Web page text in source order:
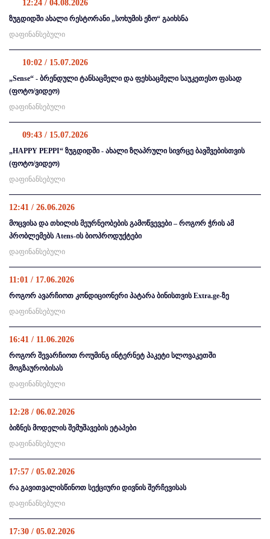
12:24 / 04.08.2026
ზუგდიდში ახალი რესტორანი „სოხუმის ეზო“ გაიხსნა
დაფინანსებული
10:02 / 15.07.2026
„Sense“ - ბრენდული ტანსაცმელი და ფეხსაცმელი საუკეთესო ფასად
(ფოტო/ვიდეო)
დაფინანსებული
09:43 / 15.07.2026
„HAPPY PEPPI“ ზუგდიდში - ახალი ზღაპრული სივრცე ბავშვებისთვის
(ფოტო/ვიდეო)
დაფინანსებული
12:41 / 26.06.2026
მოცვისა და თხილის მეურნეობების გამოწვევები – როგორ ჭრის ამ
პრობლემებს Atens-ის ბიოპროდუქტები
დაფინანსებული
11:01 / 17.06.2026
როგორ ავარჩიოთ კონდიციონერი პატარა ბინისთვის Extra.ge-ზე
დაფინანსებული
16:41 / 11.06.2026
როგორ შევარჩიოთ როუმინგ ინტერნეტ პაკეტი სლოვაკეთში
მოგზაურობისას
დაფინანსებული
12:28 / 06.02.2026
ბიზნეს მოდელის შემუშავების ეტაპები
დაფინანსებული
17:57 / 05.02.2026
რა გავითვალისწინოთ სექციური დივნის შერჩევისას
დაფინანსებული
17:30 / 05.02.2026